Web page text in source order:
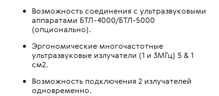
Возможность соединения с ультразвуковыми
аппаратами БТЛ-4000/БТЛ-5000
(опционально).
Эргономические многочастотные
ультразвуковые излучатели (1 и 3МГц) 5 & 1
см2.
Возможность подключения 2 излучателей
одновременно.